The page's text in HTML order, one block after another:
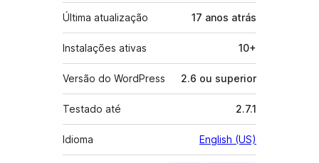
Última atualização 17 anos atrás
Instalações ativas 10+
Versão do WordPress 2.6 ou superior
Testado até 2.7.1
Idioma English (US)